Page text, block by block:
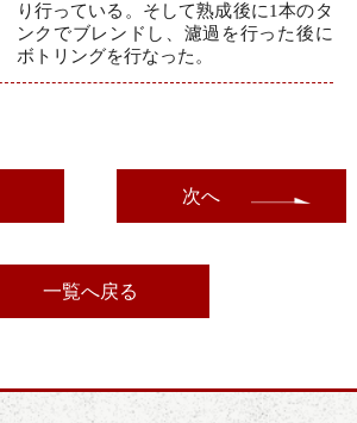
り行っている。そして熟成後に1本のタ
ンクでブレンドし、濾過を行った後に
ボトリングを行なった。
一覧へ戻る
次へ